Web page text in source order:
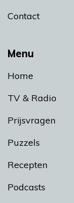
Menu
Home
TV & Radio
Prijsvragen
Puzzels
Recepten
Podcasts
Contact